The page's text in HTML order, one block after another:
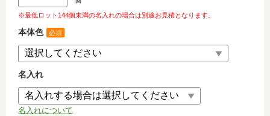
※最低ロット144個未満の名入れの場合は別途お見積となります。
本体色 必須
名入れ
名入れについて